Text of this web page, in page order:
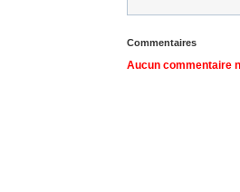
Commentaires
Aucun commentaire